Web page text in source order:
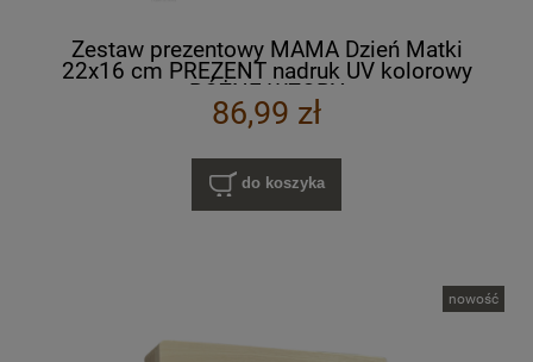
Zestaw prezentowy MAMA Dzień Matki
22x16 cm PREZENT nadruk UV kolorowy
RÓŻNE WZORY
86,99 zł
do koszyka
nowość